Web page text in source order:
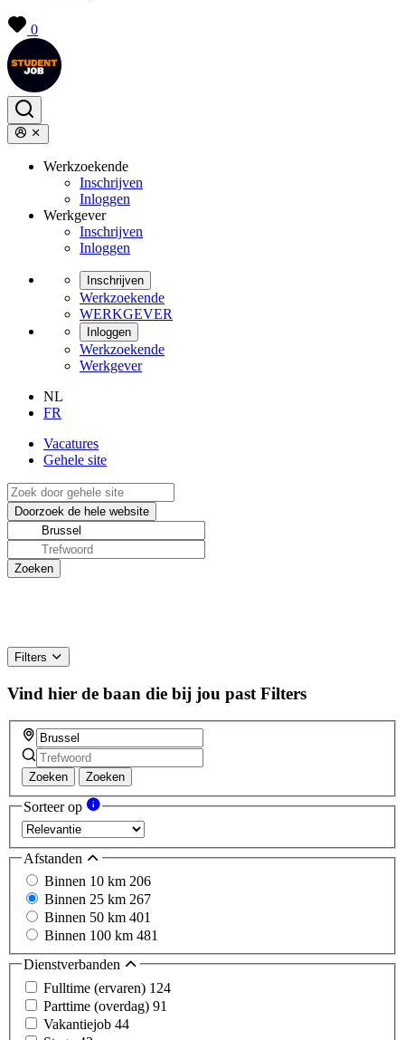
0
Werkzoekende
Inschrijven
Inloggen
Werkgever
Inschrijven
Inloggen
Inschrijven
Werkzoekende
WERKGEVER
Inloggen
Werkzoekende
Werkgever
NL
FR
Vacatures
Gehele site
Filters
Vind hier de baan die bij jou past Filters
Zoeken Zoeken
Sorteer op
Afstanden
Binnen 10 km 206
Binnen 25 km 267
Binnen 50 km 401
Binnen 100 km 481
Dienstverbanden
Fulltime (ervaren) 124
Parttime (overdag) 91
Vakantiejob 44